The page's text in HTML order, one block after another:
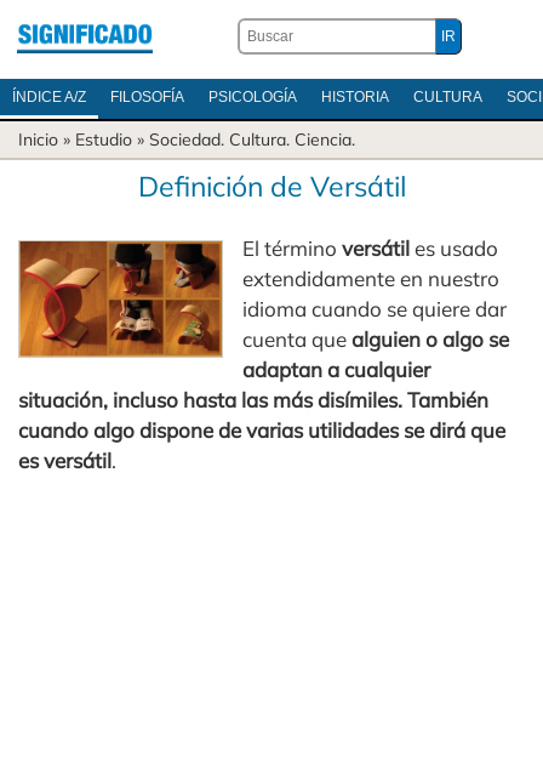
ÍNDICE A/Z FILOSOFÍA PSICOLOGÍA HISTORIA CULTURA
Inicio » Estudio » Sociedad. Cultura. Ciencia.
Definición de Versátil
El términoversátiles usado
extendidamente en nuestro
idioma cuando se quiere dar
cuenta quealguien o algo se
adaptan a cualquier
situación, incluso hasta las más disímiles. También
cuando algo dispone de varias utilidades se dirá que
es versátil.